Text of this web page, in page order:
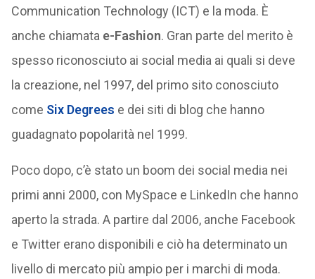
Communication Technology (ICT) e la moda. È
anche chiamata e-Fashion. Gran parte del merito è
spesso riconosciuto ai social media ai quali si deve
la creazione, nel 1997, del primo sito conosciuto
come Six Degrees e dei siti di blog che hanno
guadagnato popolarità nel 1999.
Poco dopo, c’è stato un boom dei social media nei
primi anni 2000, con MySpace e LinkedIn che hanno
aperto la strada. A partire dal 2006, anche Facebook
e Twitter erano disponibili e ciò ha determinato un
livello di mercato più ampio per i marchi di moda.